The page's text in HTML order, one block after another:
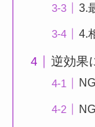
3.
4.
逆効果